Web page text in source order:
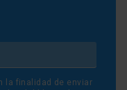
la finalidad de enviar